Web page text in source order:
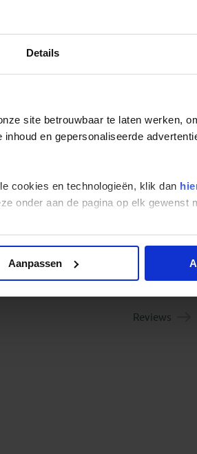
Details
site betrouwbaar te laten werken,
en gepersonaliseerde
cookies en technologieën, klik dan
onder aan de pagina op elk gewenst
Aanpassen
Hwangnamgwan Hanok
Reviews